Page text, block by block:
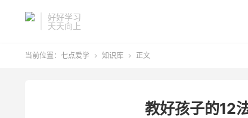
好好学习
天天向上
当前位置： 七点爱学  知识库  正文
教好孩子的12